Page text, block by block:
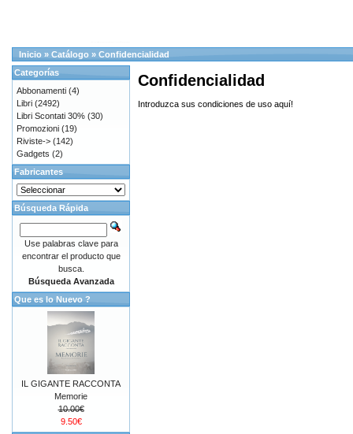
Inicio » Catálogo » Confidencialidad
Confidencialidad
Introduzca sus condiciones de uso aquí!
Categorías
Abbonamenti (4)
Libri (2492)
Libri Scontati 30% (30)
Promozioni (19)
Riviste-> (142)
Gadgets (2)
Fabricantes
Búsqueda Rápida
Use palabras clave para
encontrar el producto que
busca.
Búsqueda Avanzada
Que es lo Nuevo ?
IL GIGANTE RACCONTA
Memorie
10.00€
9.50€